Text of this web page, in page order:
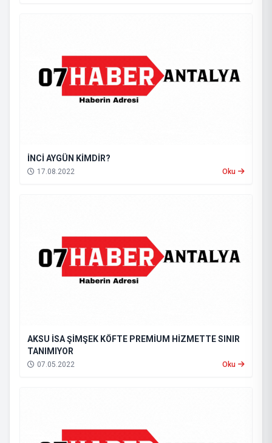
İNCİ AYGÜN KİMDİR?
17.08.2022 Oku
AKSU İSA ŞİMŞEK KÖFTE PREMİUM HİZMETTE SINIR
TANIMIYOR
07.05.2022 Oku